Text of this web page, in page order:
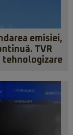
emisiei,
TVR
tehnologizare